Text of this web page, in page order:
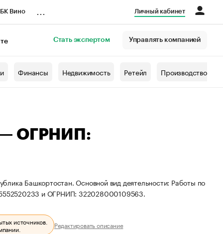
Вино Личный кабинет
Стать экспертом Управлять компанией
Финансы Недвижимость Ретейл Производство
— ОГРНИП:
Башкортостан. Основной вид деятельности: Работы по
и ОГРНИП: 322028000109563.
источников. Редактировать описание